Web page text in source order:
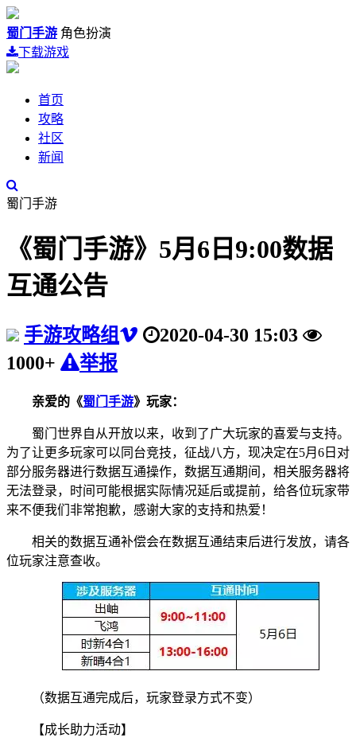
蜀门手游 角色扮演
下载游戏
首页
攻略
社区
新闻
蜀门手游
《蜀门手游》5月6日9:00数据
互通公告
手游攻略组
2020-04-30 15:03
1000+
举报
亲爱的《蜀门手游》玩家：
蜀门世界自从开放以来，收到了广大玩家的喜爱与支持。
为了让更多玩家可以同台竞技，征战八方，现决定在5月6日对
部分服务器进行数据互通操作，数据互通期间，相关服务器将
无法登录，时间可能根据实际情况延后或提前，给各位玩家带
来不便我们非常抱歉，感谢大家的支持和热爱！
相关的数据互通补偿会在数据互通结束后进行发放，请各
位玩家注意查收。
（数据互通完成后，玩家登录方式不变）
【成长助力活动】